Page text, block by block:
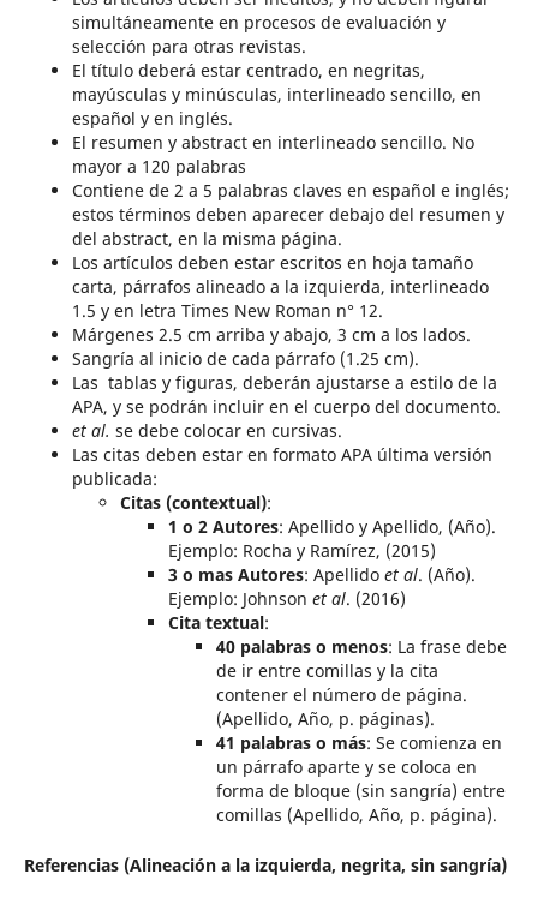
simultáneamente en procesos de evaluación y
selección para otras revistas.
El título deberá estar centrado, en negritas,
mayúsculas y minúsculas, interlineado sencillo, en
español y en inglés.
El resumen y abstract en interlineado sencillo. No
mayor a 120 palabras
Contiene de 2 a 5 palabras claves en español e inglés;
estos términos deben aparecer debajo del resumen y
del abstract, en la misma página.
Los artículos deben estar escritos en hoja tamaño
carta, párrafos alineado a la izquierda, interlineado
1.5 y en letra Times New Roman n° 12.
Márgenes 2.5 cm arriba y abajo, 3 cm a los lados.
Sangría al inicio de cada párrafo (1.25 cm).
Las tablas y figuras, deberán ajustarse a estilo de la
APA, y se podrán incluir en el cuerpo del documento.
et al. se debe colocar en cursivas.
Las citas deben estar en formato APA última versión
publicada:
Citas (contextual):
1 o 2 Autores: Apellido y Apellido, (Año).
Ejemplo: Rocha y Ramírez, (2015)
3 o mas Autores: Apellido et al. (Año).
Ejemplo: Johnson et al. (2016)
Cita textual:
40 palabras o menos: La frase debe
de ir entre comillas y la cita
contener el número de página.
(Apellido, Año, p. páginas).
41 palabras o más: Se comienza en
un párrafo aparte y se coloca en
forma de bloque (sin sangría) entre
comillas (Apellido, Año, p. página).
Referencias (Alineación a la izquierda, negrita, sin sangría)